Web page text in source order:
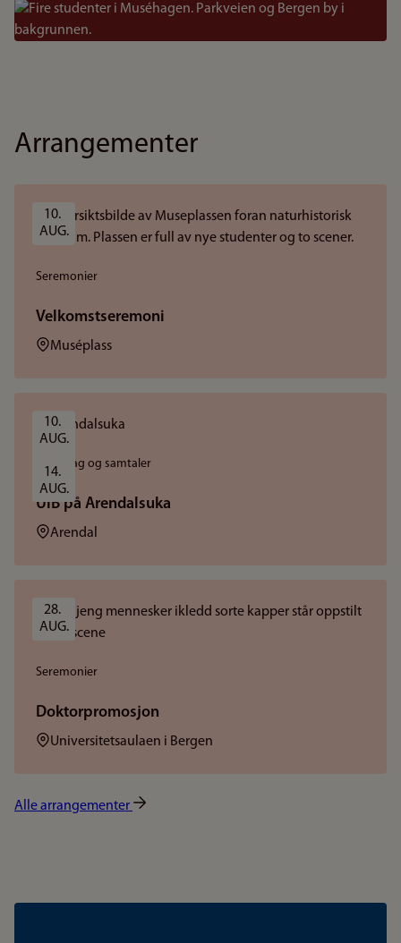
Bilde
Arrangementer
10.
AUG.
Seremonier
Velkomstseremoni
Sted:Muséplass
10.
AUG.
14.
AUG.
Foredrag og samtaler
UiB på Arendalsuka
Sted:Arendal
28.
AUG.
Seremonier
Doktorpromosjon
Sted:Universitetsaulaen i Bergen
Alle arrangementer